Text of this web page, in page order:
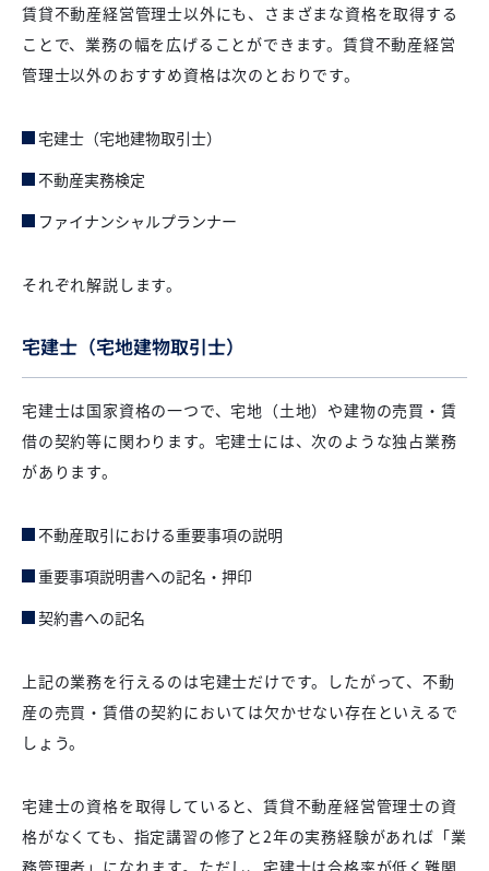
賃貸不動産経営管理士以外にも、さまざまな資格を取得する
ことで、業務の幅を広げることができます。賃貸不動産経営
管理士以外のおすすめ資格は次のとおりです。
宅建士（宅地建物取引士）
不動産実務検定
ファイナンシャルプランナー
それぞれ解説します。
宅建士（宅地建物取引士）
宅建士は国家資格の一つで、宅地（土地）や建物の売買・賃
借の契約等に関わります。宅建士には、次のような独占業務
があります。
不動産取引における重要事項の説明
重要事項説明書への記名・押印
契約書への記名
上記の業務を行えるのは宅建士だけです。したがって、不動
産の売買・賃借の契約においては欠かせない存在といえるで
しょう。
宅建士の資格を取得していると、賃貸不動産経営管理士の資
格がなくても、指定講習の修了と2年の実務経験があれば「業
務管理者」になれます。ただし、宅建士は合格率が低く難関